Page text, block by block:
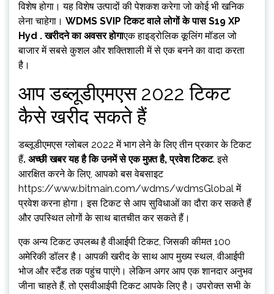
विशेष होगा। यह विशेष उत्पादों की पेशकश करेगा जो कोई भी खनिक
लेना चाहेगा। WDMS SVIP टिकट वाले लोगों के पास S19 XP
Hyd . खरीदने का अवसर होगाएक हाइड्रोलिक कूलिंग मॉडल जो
बाजार में सबसे कुशल और शक्तिशाली में से एक बनने का वादा करता
है।
आप डब्लूडीएमएस 2022 टिकट
कैसे खरीद सकते हैं
डब्लूडीएमएस ग्लोबल 2022 में भाग लेने के लिए तीन प्रकार के टिकट
हैं. अच्छी खबर यह है कि उनमें से एक मुफ़्त है, प्रवेश टिकट. इसे
आरक्षित करने के लिए, आपको बस वेबसाइट
https://www.bitmain.com/wdms/wdmsGlobal में
प्रवेश करना होगा। इस टिकट से आप सुविधाओं का दौरा कर सकते हैं
और उपस्थित लोगों के साथ बातचीत कर सकते हैं।
एक अन्य टिकट उपलब्ध है वीआईपी टिकट, जिसकी कीमत 100
अमेरिकी डॉलर है। आपकी खरीद के साथ आप मुख्य स्थल, वीआईपी
भोज और स्टैंड तक पहुंच पाएंगे। लेकिन अगर आप एक शानदार अनुभव
जीना चाहते हैं, तो एसवीआईपी टिकट आपके लिए है। उपरोक्त सभी के